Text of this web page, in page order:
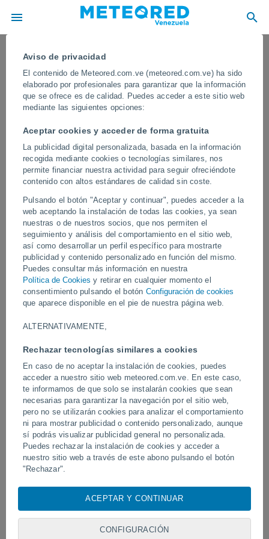
Aviso de privacidad
El contenido de Meteored.com.ve (meteored.com.ve) ha sido
elaborado por profesionales para garantizar que la información
que se ofrece es de calidad. Puedes acceder a este sitio web
mediante las siguientes opciones:
Aceptar cookies y acceder de forma gratuita
La publicidad digital personalizada, basada en la información
recogida mediante cookies o tecnologías similares, nos
permite financiar nuestra actividad para seguir ofreciéndote
contenido con altos estándares de calidad sin coste.
Pulsando el botón "Aceptar y continuar", puedes acceder a la
web aceptando la instalación de todas las cookies, ya sean
nuestras o de nuestros socios, que nos permiten el
seguimiento y análisis del comportamiento en el sitio web,
así como desarrollar un perfil específico para mostrarte
publicidad y contenido personalizado en función del mismo.
Puedes consultar más información en nuestra
Política de Cookies y retirar en cualquier momento el
consentimiento pulsando el botón Configuración de cookies
que aparece disponible en el pie de nuestra página web.
ALTERNATIVAMENTE,
Rechazar tecnologías similares a cookies
En caso de no aceptar la instalación de cookies, puedes
acceder a nuestro sitio web meteored.com.ve. En este caso,
te informamos de que solo se instalarán cookies que sean
necesarias para garantizar la navegación por el sitio web,
pero no se utilizarán cookies para analizar el comportamiento
ni para mostrar publicidad o contenido personalizado, aunque
sí podrás visualizar publicidad general no personalizada.
Puedes rechazar la instalación de cookies y acceder a
nuestro sitio web a través de este abono pulsando el botón
"Rechazar".
Con su consentimiento, nosotros ynuestros sociosusamos
cookies, identificadores únicos o tecnologías similares para
almacenar, acceder y procesar datos personales como su
identificadores de cookies. Es posible que algunos
ACEPTAR Y CONTINUAR
CONFIGURACIÓN
Impresionante aurora boreal vista
desde la Estación Espacial
Internacional
Estas impresionantes imágenes fueron grabadas a principios de
año por el astronauta Donald R. Pettit
Vídeos
Un rayo impactó en un campo de
fútbol en Narathiwat, Tailandia.
Erupción y actividad
volcán de Fuego,